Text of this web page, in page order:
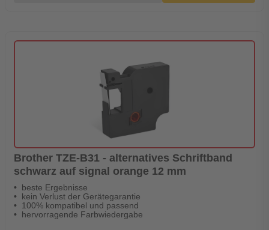
Brother TZE-B31 - alternatives Schriftband
schwarz auf signal orange 12 mm
beste Ergebnisse
kein Verlust der Gerätegarantie
100% kompatibel und passend
hervorragende Farbwiedergabe